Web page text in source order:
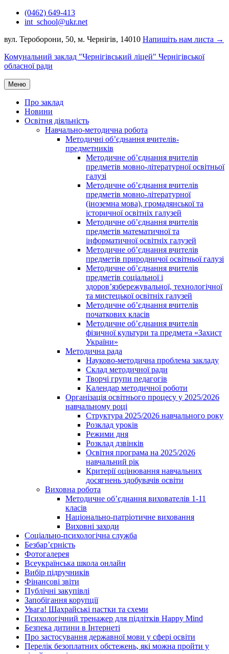
Перейти(0462) 649-413
int_school@ukr.net
вул. Тероборони, 50, м. Чернігів, 14010 Напишіть нам листа →
Комунальний заклад "Чернігівський ліцей" Чернігівської
обласної ради
Меню
Про заклад
Новини
Освітня діяльність
Навчально-методична робота
Методичні об’єднання вчителів-
предметників
Методичне об’єднання вчителів
предметів мовно-літературної освітньої
галузі
Методичне об’єднання вчителів
предметів мовно-літературної
(іноземна мова), громадянської та
історичної освітніх галузей
Методичне об’єднання вчителів
предметів математичної та
інформатичної освітніх галузей
Методичне об’єднання вчителів
предметів природничої освітньої галузі
Методичне об’єднання вчителів
предметів соціальної і
здоров’язбережувальної, технологічної
та мистецької освітніх галузей
Методичне об’єднання вчителів
початкових класів
Методичне об’єднання вчителів
фізичної культури та предмета «Захист
України»
Методична рада
Науково-методична проблема закладу
Склад методичної ради
Творчі групи педагогів
Календар методичної роботи
Організація освітнього процесу у 2025/2026
навчальному році
Структура 2025/2026 навчального року
Розклад уроків
Режими дня
Розклад дзвінків
Освітня програма на 2025/2026
навчальний рік
Критерії оцінювання навчальних
досягнень здобувачів освіти
Виховна робота
Методичне об’єднання вихователів 1-11
класів
Національно-патріотичне виховання
Виховні заходи
Соціально-психологічна служба
Безбар’єрність
Фотогалерея
Всеукраїнська школа онлайн
Вибір підручників
Фінансові звіти
Публічні закупівлі
Запобігання корупції
Увага! Шахрайські пастки та схеми
Психологічний тренажер для підлітків Happy Mind
Безпека дитини в Інтернеті
Про застосування державної мови у сфері освіти
Перелік безоплатних обстежень, які можна пройти у